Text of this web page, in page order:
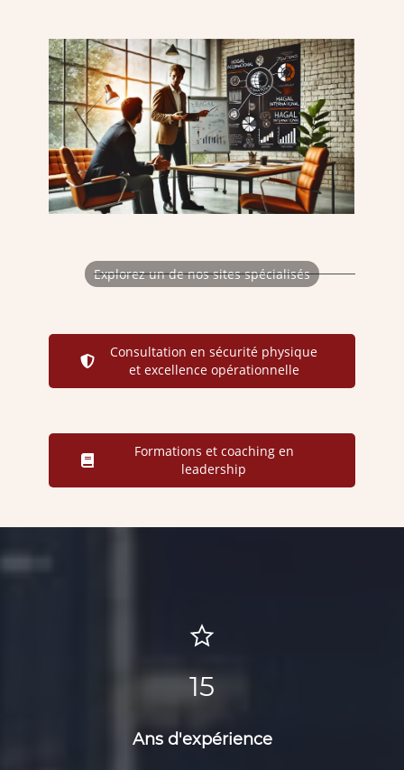
Explorez un de nos sites spécialisés
Consultation en sécurité physique
et excellence opérationnelle
Formations et coaching en
leadership
15
Ans d'expérience